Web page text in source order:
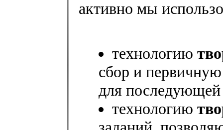
активно мы
технологию
сбор и
для
технологию